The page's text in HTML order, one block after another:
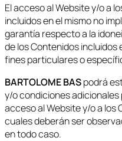
El acceso al Website y/o a
incluidos en el mismo no
garantía respecto a la
de los Contenidos incluidos
fines particulares o
BARTOLOME BASpodrá
y/o condiciones adicionales
acceso al Website y/o a los
cuales deberán ser
en todo caso.